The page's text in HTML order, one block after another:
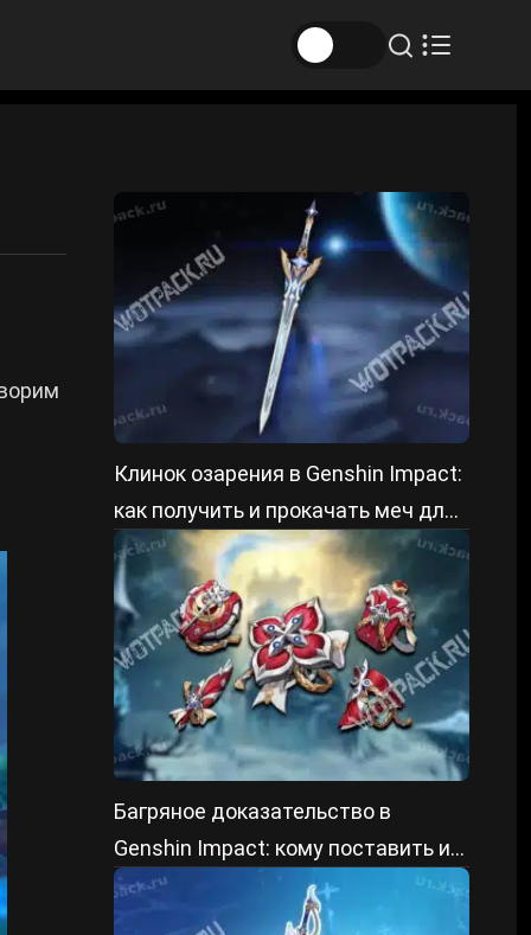
Клинок озарения в Genshin Impact:
как получить и прокачать меч для
ГГ
Багряное доказательство в
Genshin Impact: кому поставить и
как получить